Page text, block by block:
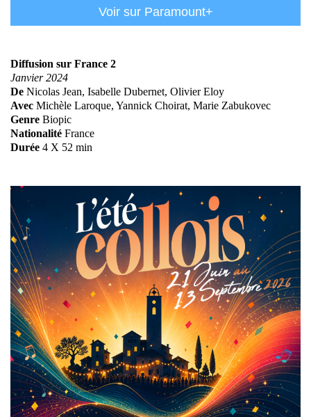
Voir sur Paramount+
Diffusion sur France 2
Janvier 2024
De Nicolas Jean, Isabelle Dubernet, Olivier Eloy
Avec Michèle Laroque, Yannick Choirat, Marie Zabukovec
Genre Biopic
Nationalité France
Durée 4 X 52 min